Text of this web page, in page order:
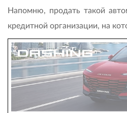
Напомню, продать такой
кредитной организации, на